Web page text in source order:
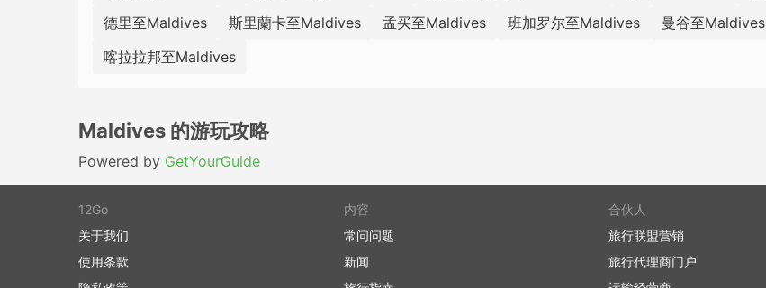
德里至Maldives
斯里蘭卡至Maldives 孟买至Maldives 班加罗尔至Maldives 曼谷至Maldives
喀拉拉邦至Maldives
Maldives 的游玩攻略
Powered by GetYourGuide
12Go
关于我们
使用条款
内容
常问问题
新闻
合伙人
旅行联盟营销
旅行代理商门户